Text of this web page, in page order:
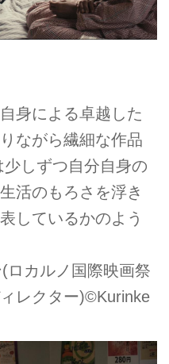
身による卓越した
ながら繊細な作品
しずつ自分自身の
活のもろさを浮き
しているかのよう
ロカルノ国際映画祭
レクター)©Kurinke